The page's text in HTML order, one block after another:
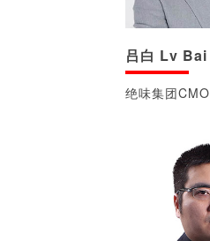
吕白 Lv Bai
绝味集团CMO